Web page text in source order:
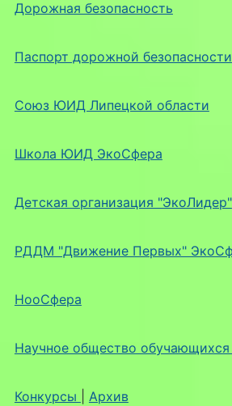
Дорожная безопасность
Паспорт дорожной безопасности
Союз ЮИД Липецкой области
Школа ЮИД ЭкоСфера
Детская организация "ЭкоЛидер"
РДДМ "Движение Первых"
НооСфера
Научное общество
Конкурсы Архив